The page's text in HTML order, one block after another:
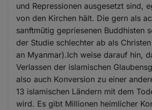
und Repressionen ausgesetzt sind,
von den Kirchen hält. Die gern als
sanftmütig gepriesenen Buddhisten
der Studie schlechter ab als
an Myanmar).Ich weise darauf hin,
Verlassen der islamischen
also auch Konversion zu einer
13 islamischen Ländern mit dem
wird. Es gibt Millionen heimlicher